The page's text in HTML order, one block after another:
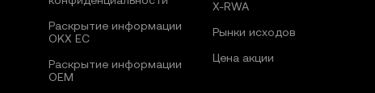
Раскрытие информации
OKX ЕС
Раскрытие информации
OEM
X-RWA
Рынки исходов
Цена акции